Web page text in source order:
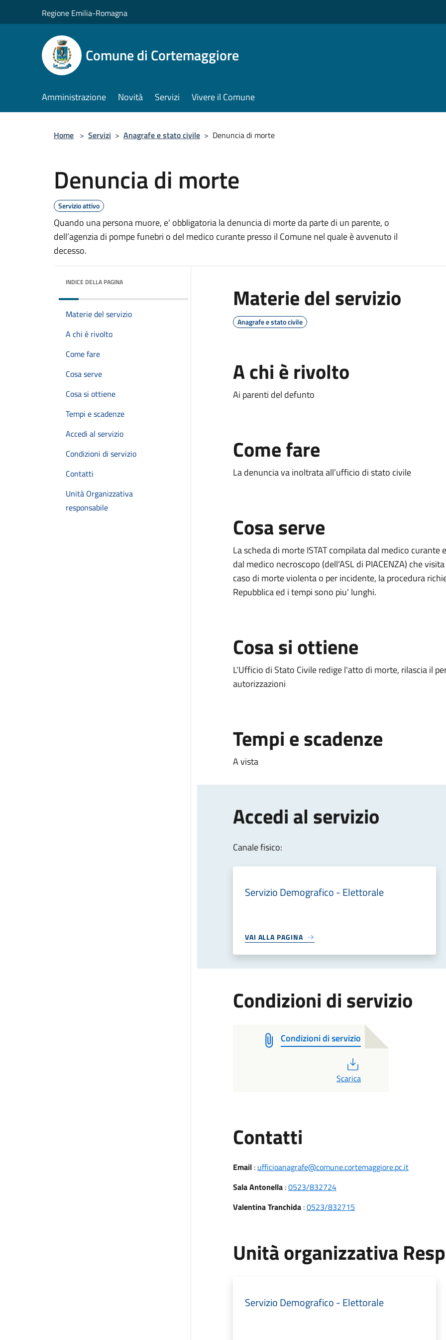
Regione Emilia-Romagna
Comune di Cortemaggiore
Amministrazione Novità Servizi Vivere il Comune
Home > Servizi > Anagrafe e stato civile > Denuncia di morte
Denuncia di morte
Servizio attivo
Quando una persona muore, e' obbligatoria la denuncia di morte da parte di un parente, o
dell’agenzia di pompe funebri o del medico curante presso il Comune nel quale è avvenuto il
decesso.
INDICE DELLA PAGINA
Materie del servizio
A chi è rivolto
Come fare
Cosa serve
Cosa si ottiene
Tempi e scadenze
Accedi al servizio
Condizioni di servizio
Contatti
Unità Organizzativa
responsabile
Materie del servizio
Anagrafe e stato civile
A chi è rivolto
Ai parenti del defunto
Come fare
La denuncia va inoltrata all’ufficio di stato civile
Cosa serve
La scheda di morte ISTAT compilata dal medico
dal medico necroscopo (dell'ASL di PIACENZA) che
caso di morte violenta o per incidente, la procedura
Repubblica ed i tempi sono piu' lunghi.
Cosa si ottiene
L'Ufficio di Stato Civile redige l'atto di morte, rilascia il
autorizzazioni
Tempi e scadenze
A vista
Accedi al servizio
Canale fisico:
Servizio Demografico - Elettorale
VAI ALLA PAGINA
Condizioni di servizio
Condizioni di servizio
Scarica
Contatti
Email: ufficioanagrafe@comune.cortemaggiore.pc.it
Sala Antonella:0523/832724
Valentina Tranchida:0523/832715
Unità organizzativa
Servizio Demografico - Elettorale